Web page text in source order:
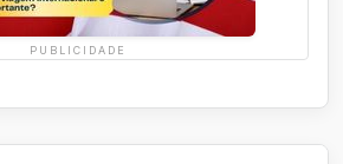
PUBLICIDADE